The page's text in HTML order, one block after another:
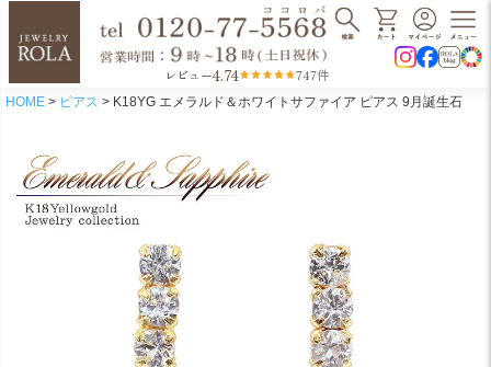
レビュー4.74 747件
HOME ピアス K18YG エメラルド＆ホワイトサファイア ピアス 9月誕生石